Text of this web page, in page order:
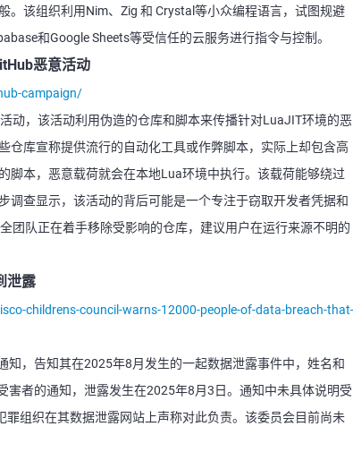
。该组织利用Nim、Zig 和 Crystal等小众编程语言，试图规避
和Google Sheets等受信任的云服务进行指令与控制。
恶意活动
campaign/
动，该活动利用伪造的仓库和脚本来传播针对LuaJIT环境的恶
仓库宣称提供流行的自动化工具或作弊脚本，实际上却包含高
脚本，恶意载荷就会在本地Lua环境中执行。该载荷能够绕过
调查显示，该活动的背后可能是一个专注于窃取开发者凭据和
团队正在着手移除受影响的仓库，建议用户在运行来源不明的
泄露
childrens-council-warns-12000-people-of-data-breach-that-
知，告知其在2025年8月发生的一起数据泄露事件中，姓名和
害者的通知，泄露发生在2025年8月3日。通知中未具体说明受
组织在其数据泄露网站上声称对此负责。该委员会目前尚未